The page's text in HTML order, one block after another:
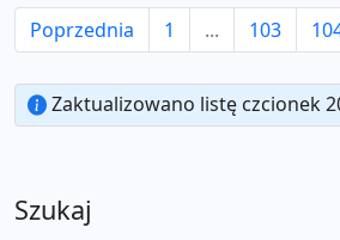
Poprzednia 1 ... 103
Zaktualizowano listę czcionek
Szukaj